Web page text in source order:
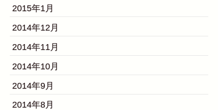
2015年1月
2014年12月
2014年11月
2014年10月
2014年9月
2014年8月